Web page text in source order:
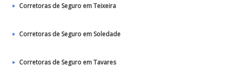
Corretoras de Seguro em Teixeira
Corretoras de Seguro em Soledade
Corretoras de Seguro em Tavares